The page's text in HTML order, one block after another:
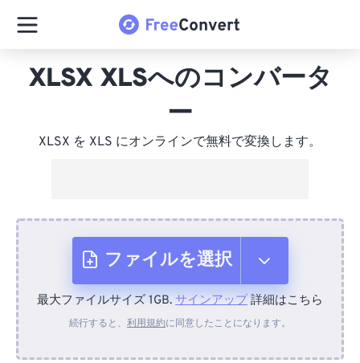
XLSX XLSへのコンバータ
ー
XLSX を XLS にオンラインで無料で変換します。
ファイルを選択
デバイスから
最大ファイルサイズ 1GB. サインアップ詳細はこちら
続行すると、 利用規約に同意したことになります。